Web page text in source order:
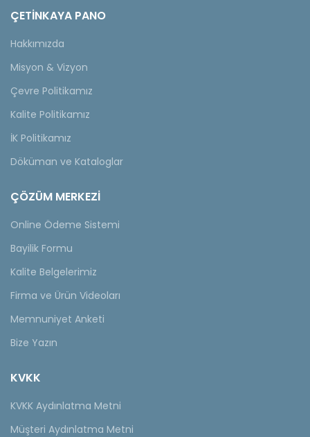
ÇETINKAYA PANO
Hakkımızda
Misyon & Vizyon
Çevre Politikamız
Kalite Politikamız
İK Politikamız
Döküman ve Kataloglar
ÇÖZÜM MERKEZİ
Online Ödeme Sistemi
Bayilik Formu
Kalite Belgelerimiz
Firma ve Ürün Videoları
Memnuniyet Anketi
Bize Yazın
KVKK
KVKK Aydınlatma Metni
Müşteri Aydınlatma Metni